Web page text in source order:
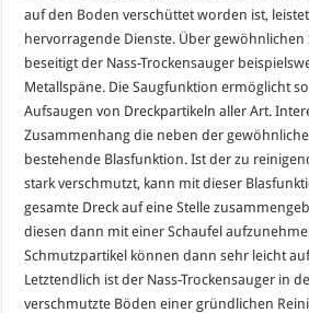
auf den Boden verschüttet worden ist,
hervorragende Dienste. Über
beseitigt der Nass-Trockensauger
Metallspäne. Die Saugfunktion ermöglicht
Aufsaugen von Dreckpartikeln aller Art.
Zusammenhang die neben der
bestehende Blasfunktion. Ist der zu
stark verschmutzt, kann mit dieser
gesamte Dreck auf eine Stelle
diesen dann mit einer Schaufel
Schmutzpartikel können dann sehr leicht
Letztendlich ist der Nass-Trockensauger in
verschmutzte Böden einer gründlichen